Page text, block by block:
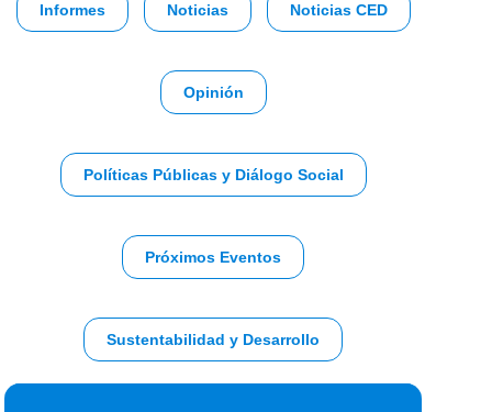
Informes Noticias Noticias CED
Opinión
Políticas Públicas y Diálogo Social
Próximos Eventos
Sustentabilidad y Desarrollo